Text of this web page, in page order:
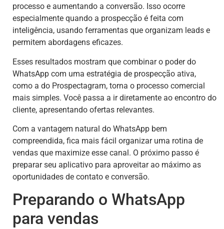
processo e aumentando a conversão. Isso ocorre
especialmente quando a prospecção é feita com
inteligência, usando ferramentas que organizam leads e
permitem abordagens eficazes.
Esses resultados mostram que combinar o poder do
WhatsApp com uma estratégia de prospecção ativa,
como a do Prospectagram, torna o processo comercial
mais simples. Você passa a ir diretamente ao encontro do
cliente, apresentando ofertas relevantes.
Com a vantagem natural do WhatsApp bem
compreendida, fica mais fácil organizar uma rotina de
vendas que maximize esse canal. O próximo passo é
preparar seu aplicativo para aproveitar ao máximo as
oportunidades de contato e conversão.
Preparando o WhatsApp
para vendas